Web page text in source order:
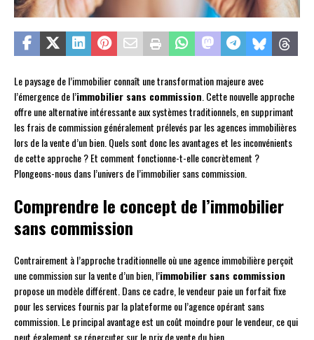
Le paysage de l’immobilier connaît une transformation majeure avec
l’émergence de l’immobilier sans commission . Cette nouvelle approche
offre une alternative intéressante aux systèmes traditionnels, en supprimant
les frais de commission généralement prélevés par les agences immobilières
lors de la vente d’un bien. Quels sont donc les avantages et les inconvénients
de cette approche ? Et comment fonctionne-t-elle concrètement ?
Plongeons-nous dans l’univers de l’immobilier sans commission.
Comprendre le concept de l’immobilier
sans commission
Contrairement à l’approche traditionnelle où une agence immobilière perçoit
une commission sur la vente d’un bien, l’immobilier sans commission
propose un modèle différent. Dans ce cadre, le vendeur paie un forfait fixe
pour les services fournis par la plateforme ou l’agence opérant sans
commission. Le principal avantage est un coût moindre pour le vendeur, ce qui
peut également se répercuter sur le prix de vente du bien.